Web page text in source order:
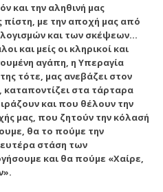
και την αληθινή μας
πίστη, με την αποχή μας από
και των σκέψεων…
και μείς οι κληρικοί και
αγάπη, η Υπεραγία
τότε, μας ανεβάζει στον
στα τάρταρα
και που θέλουν την
μας, που ζητούν την κόλασή
θα το πούμε την
στάση των
και θα πούμε «Χαίρε,